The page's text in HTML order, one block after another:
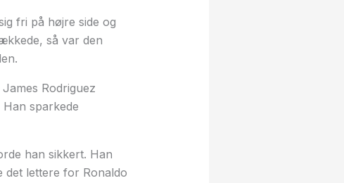
fri på højre side og
så var den
Rodriguez
sparkede
han sikkert. Han
det lettere for Ronaldo